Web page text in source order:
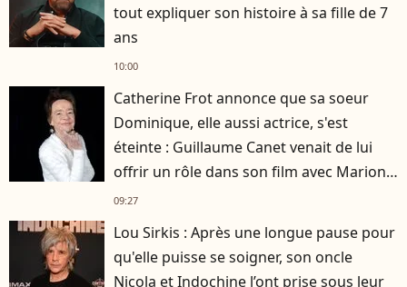
tout expliquer son histoire à sa fille de 7
ans
10:00
Catherine Frot annonce que sa soeur
Dominique, elle aussi actrice, s'est
éteinte : Guillaume Canet venait de lui
offrir un rôle dans son film avec Marion
Cotillard
09:27
Lou Sirkis : Après une longue pause pour
qu'elle puisse se soigner, son oncle
Nicola et Indochine l’ont prise sous leur